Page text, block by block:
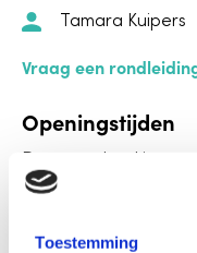
Toestemming
Tamara Kuipers
Vraag een
Openingstijden
donderdag en vrijdag
LRK